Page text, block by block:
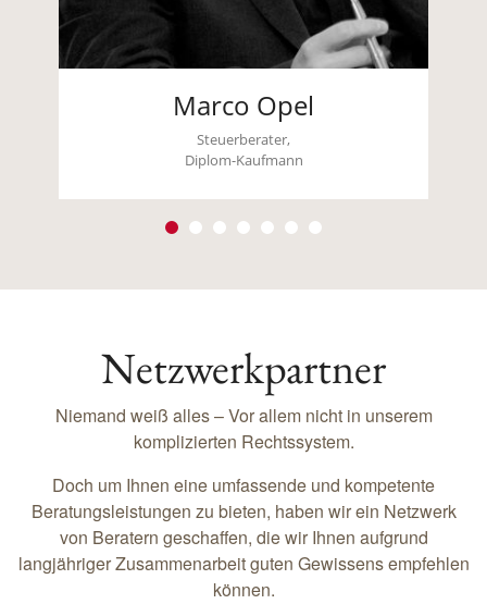
Marco Opel
Steuerberater,
Diplom-Kaufmann
Netzwerkpartner
Niemand weiß alles – Vor allem nicht in unserem
komplizierten Rechtssystem.
Doch um Ihnen eine umfassende und kompetente
Beratungsleistungen zu bieten, haben wir ein Netzwerk
von Beratern geschaffen, die wir Ihnen aufgrund
langjähriger Zusammenarbeit guten Gewissens empfehlen
können.